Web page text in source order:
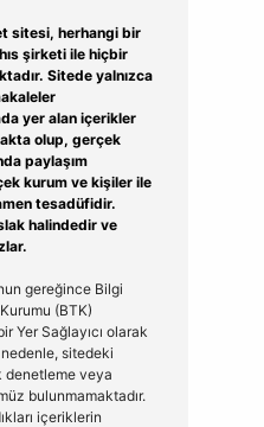
sitesi, herhangi bir
şirketi ile hiçbir
Sitede yalnızca
yer alan içerikler
olup, gerçek
paylaşım
kurum ve kişiler ile
tesadüfidir.
halindedir ve
gereğince Bilgi
(BTK)
Yer Sağlayıcı olarak
sitedeki
veya
bulunmamaktadır.
içeriklerin